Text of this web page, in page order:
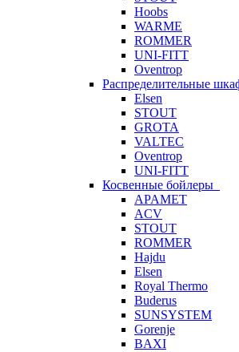
Hoobs
WARME
ROMMER
UNI-FITT
Oventrop
Распределительные
Elsen
STOUT
GROTA
VALTEC
Oventrop
UNI-FITT
Косвенные бойлеры
APAMET
ACV
STOUT
ROMMER
Hajdu
Elsen
Royal Thermo
Buderus
SUNSYSTEM
Gorenje
BAXI